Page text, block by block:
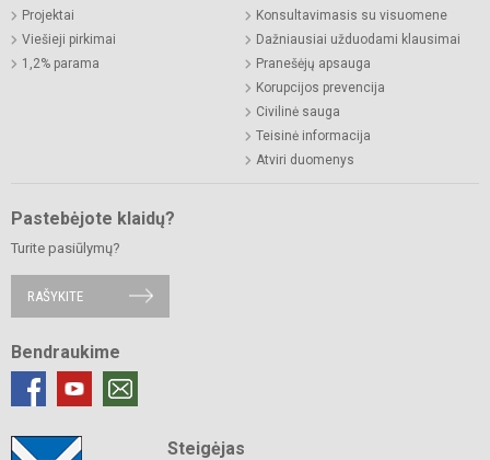
Projektai
Viešieji pirkimai
1,2% parama
Konsultavimasis su visuomene
Dažniausiai užduodami klausimai
Pranešėjų apsauga
Korupcijos prevencija
Civilinė sauga
Teisinė informacija
Atviri duomenys
Pastebėjote klaidų?
Turite pasiūlymų?
RAŠYKITE
Bendraukime
Steigėjas